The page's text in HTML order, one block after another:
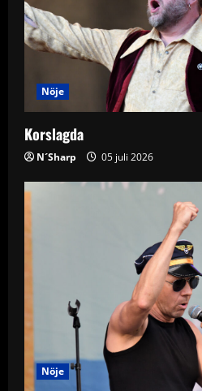
a
t
o
n
Nöje
Korslagda
N´Sharp 05 juli 2026
Nöje